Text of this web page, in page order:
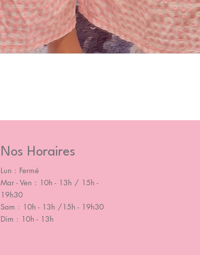
Nos Horaires
Lun : Fermé
Mar - Ven : 10h - 13h / 15h -
19h30
Sam : 10h - 13h /15h - 19h30
Dim : 10h - 13h